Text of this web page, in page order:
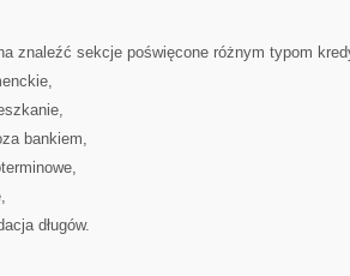
znaleźć sekcje poświęcone różnym typom
bankiem,
długów.